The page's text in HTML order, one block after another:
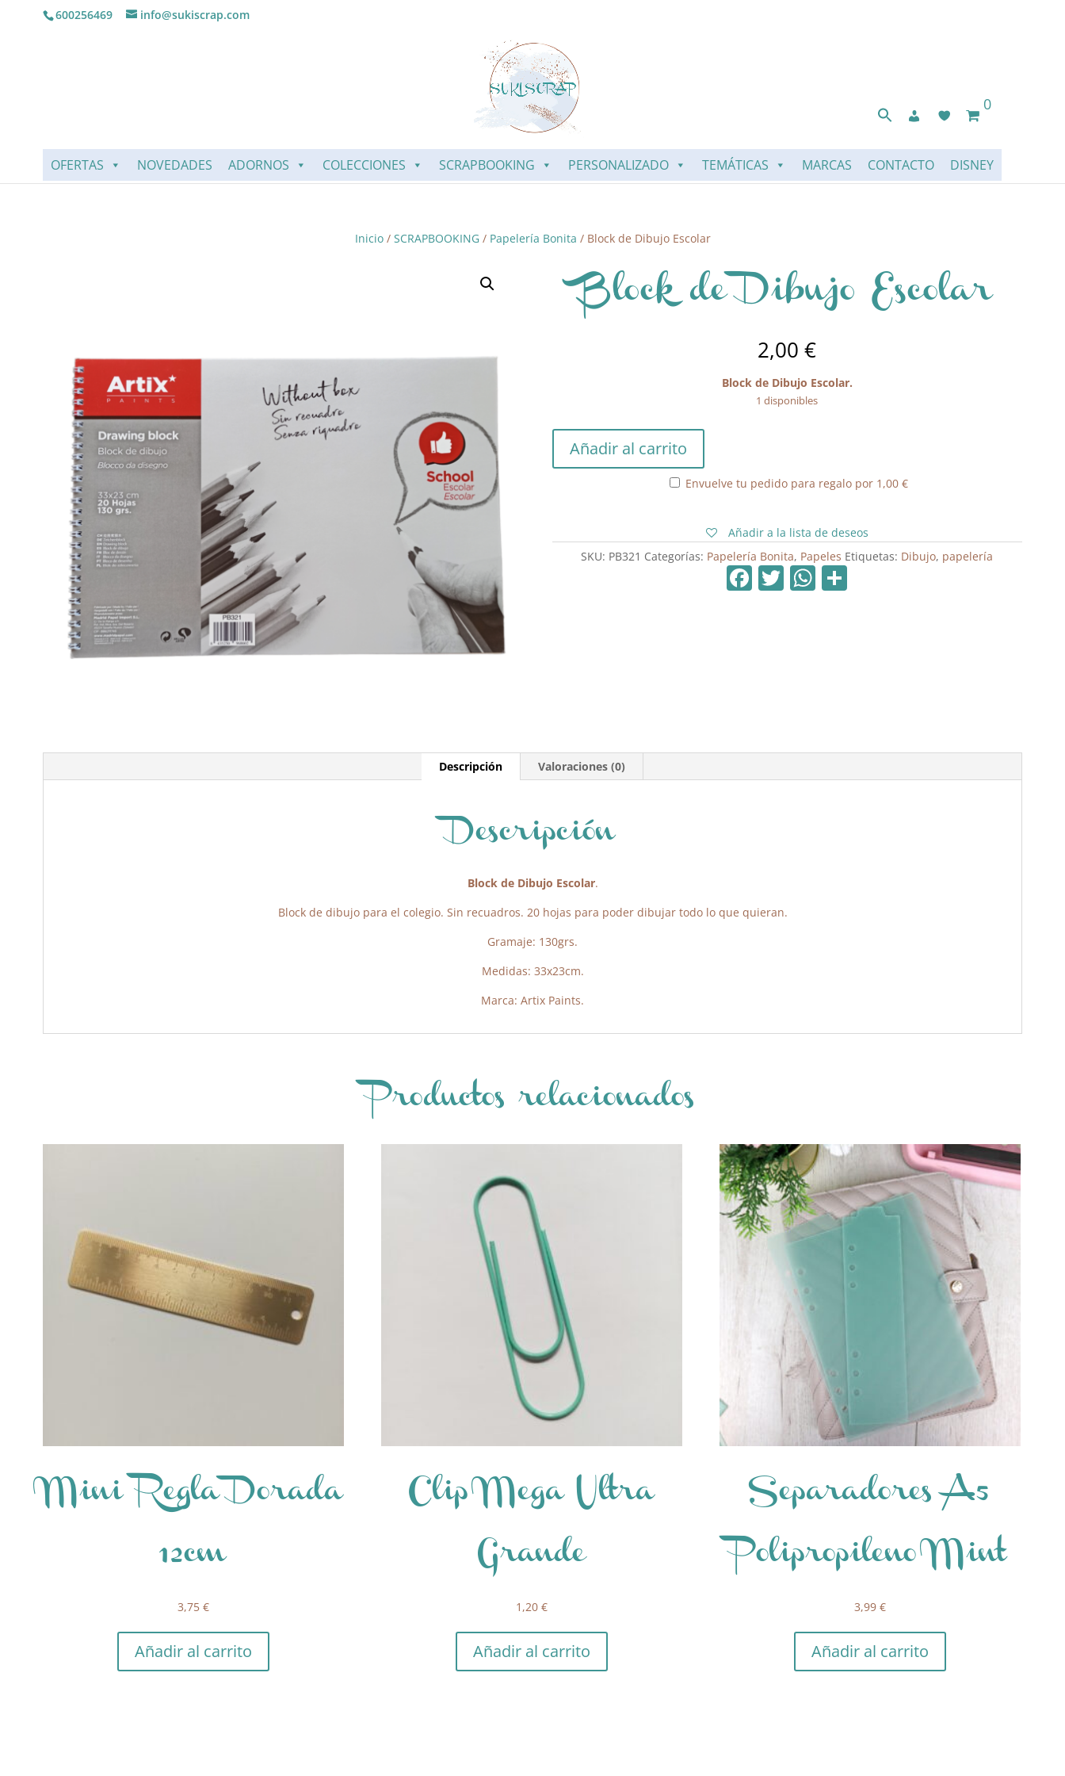
600256469 info@sukiscrap.com
0
OFERTAS NOVEDADES ADORNOS COLECCIONES SCRAPBOOKING PERSONALIZADO TEMÁTICAS MARCAS CONTACTO DISNEY
Inicio/ SCRAPBOOKING/ Papelería Bonita / Block de Dibujo Escolar
Block de Dibujo Escolar
2,00€
Block de Dibujo Escolar.
1 disponibles
Dibujo
Añadir al carrito
Envuelve tu pedido para regalo por 1,00 €
Añadir a la lista de deseos
SKU: PB321 Categorías: Papelería Bonita, Papeles Etiquetas: Dibujo, papelería
F
k
T W
Descripción Valoraciones (0)
Descripción
Block de Dibujo Escolar.
Block de dibujo para el colegio. Sin recuadros. 20 hojas para poder dibujar todo lo que quieran.
Gramaje: 130grs.
Medidas: 33x23cm.
Marca: Artix Paints.
Productos relacionados
Mini Regla Dorada
12cm
3,75 €
Añadir al carrito
Clip Mega Ultra
Grande
1,20€
Añadir al carrito
Separadores A5
Polipropileno Mint
3,99€
Añadir al carrito